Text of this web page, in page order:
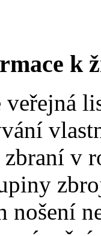
k
v
nošení